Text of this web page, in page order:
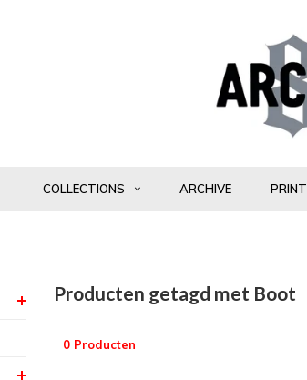
COLLECTIONS ARCHIVE PRINT
Producten getagd met Boot
0 Producten